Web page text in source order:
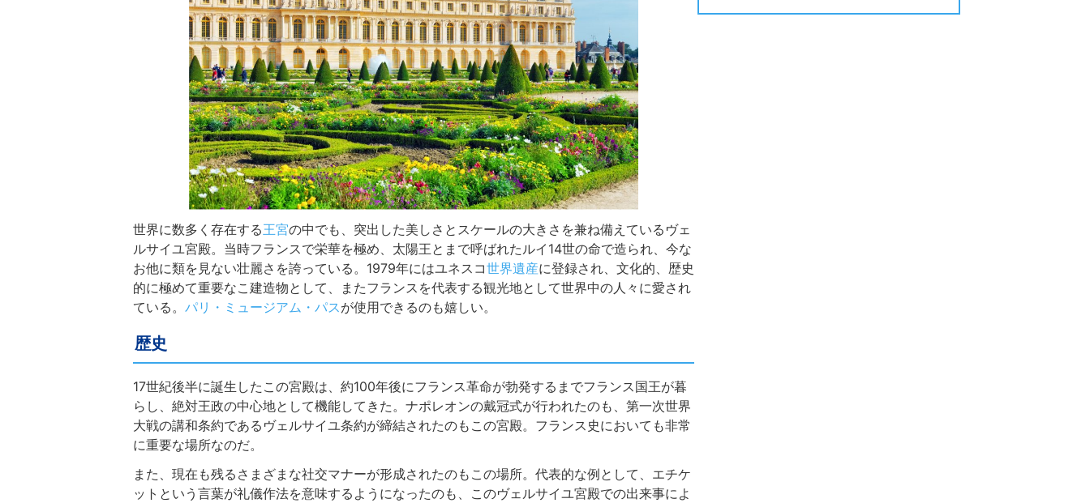
世界に数多く存在する王宮の中でも、突出した美しさとスケールの大きさを兼ね備えているヴェ
ルサイユ宮殿。当時フランスで栄華を極め、太陽王とまで呼ばれたルイ14世の命で造られ、今な
お他に類を見ない壮麗さを誇っている。1979年にはユネスコ世界遺産に登録され、文化的、歴史
的に極めて重要なこ建造物として、またフランスを代表する観光地として世界中の人々に愛され
ている。 パリ・ミュージアム・パス が使用できるのも嬉しい。
歴史
17世紀後半に誕生したこの宮殿は、約100年後にフランス革命が勃発するまでフランス国王が暮
らし、絶対王政の中心地として機能してきた。ナポレオンの戴冠式が行われたのも、第一次世界
大戦の講和条約であるヴェルサイユ条約が締結されたのもこの宮殿。フランス史においても非常
に重要な場所なのだ。
また、現在も残るさまざまな社交マナーが形成されたのもこの場所。代表的な例として、エチケ
ットという言葉が礼儀作法を意味するようになったのも、このヴェルサイユ宮殿での出来事によ